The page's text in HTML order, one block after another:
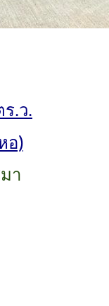
.ว.
อ)
า